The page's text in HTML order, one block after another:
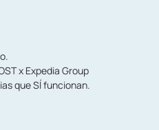
x Expedia Group
que SÍ funcionan.